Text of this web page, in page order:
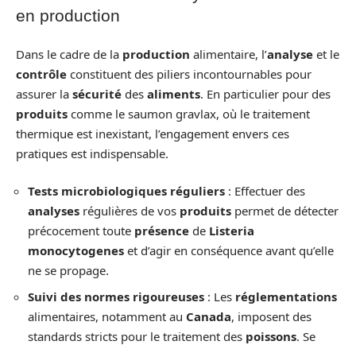
en production
Dans le cadre de la production alimentaire, l’analyse et le
contrôle constituent des piliers incontournables pour
assurer la sécurité des aliments. En particulier pour des
produits comme le saumon gravlax, où le traitement
thermique est inexistant, l’engagement envers ces
pratiques est indispensable.
Tests microbiologiques réguliers : Effectuer des
analyses régulières de vos produits permet de détecter
précocement toute présence de Listeria
monocytogenes et d’agir en conséquence avant qu’elle
ne se propage.
Suivi des normes rigoureuses : Les réglementations
alimentaires, notamment au Canada, imposent des
standards stricts pour le traitement des poissons. Se